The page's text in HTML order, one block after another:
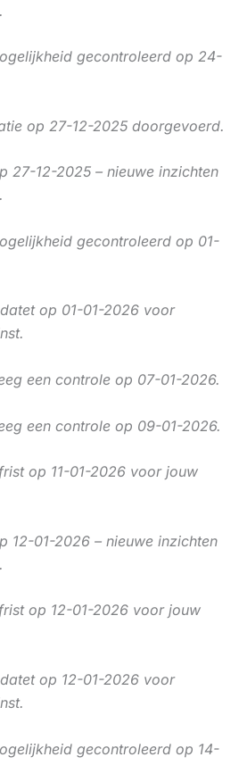
gecontroleerd op 24-
op 27-12-2025 doorgevoerd.
27-12-2025 – nieuwe inzichten
gecontroleerd op 01-
op 01-01-2026 voor
een controle op 07-01-2026.
een controle op 09-01-2026.
op 11-01-2026 voor jouw
12-01-2026 – nieuwe inzichten
op 12-01-2026 voor jouw
op 12-01-2026 voor
gecontroleerd op 14-